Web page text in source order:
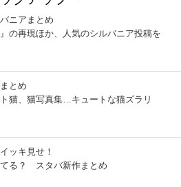
ニアまとめ
』の再現ほか、人気のシルバニア投稿を
とめ
猫、猫写真集…キュートな猫ズラリ
ッキ見せ！
る？ スタバ新作まとめ